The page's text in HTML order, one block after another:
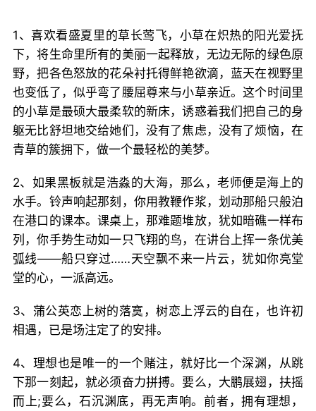
1、喜欢看盛夏里的草长莺飞，小草在炽热的阳光爱抚
下，将生命里所有的美丽一起释放，无边无际的绿色原
野，把各色怒放的花朵衬托得鲜艳欲滴，蓝天在视野里
也变低了，似乎弯了腰屈尊来与小草亲近。这个时间里
的小草是最硕大最柔软的新床，诱惑着我们把自己的身
躯无比舒坦地交给她们，没有了焦虑，没有了烦恼，在
青草的簇拥下，做一个最轻松的美梦。
2、如果黑板就是浩淼的大海，那么，老师便是海上的
水手。铃声响起那刻，你用教鞭作浆，划动那船只般泊
在港口的课本。课桌上，那难题堆放，犹如暗礁一样布
列，你手势生动如一只飞翔的鸟，在讲台上挥一条优美
弧线——船只穿过……天空飘不来一片云，犹如你亮堂
堂的心，一派高远。
3、蒲公英恋上树的落寞，树恋上浮云的自在，也许初
相遇，已是场注定了的安排。
4、理想也是唯一的一个赌注，就好比一个深渊，从跳
下那一刻起，就必须奋力拼搏。要么，大鹏展翅，扶摇
而上;要么，石沉渊底，再无声响。前者，拥有理想，